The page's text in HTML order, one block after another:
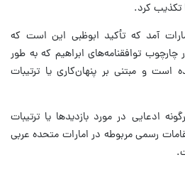
تکذیب کرد.
آمد که تأکید ابوظبی این است که
چارچوب توافقنامه‌های ابراهیم که به طور
است و مبتنی بر پنهان‌کاری یا ترتیبات
ادعایی در مورد بازدیدها یا ترتیبات
رسمی مربوطه در امارات متحده عربی